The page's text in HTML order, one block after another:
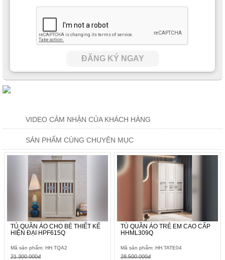
ĐĂNG KÝ NGAY
VIDEO CẢM NHẬN CỦA KHÁCH HÀNG
SẢN PHẨM CÙNG CHUYÊN MỤC
TỦ QUẦN ÁO CHO BÉ THIẾT KẾ
HIỆN ĐẠI HPF615Q
Mã sản phẩm: HH.TQA2
21.300.000đ
TỦ QUẦN ÁO TRẺ EM CAO CẤP
HHML309Q
Mã sản phẩm: HH.TATE04
28.500.000đ